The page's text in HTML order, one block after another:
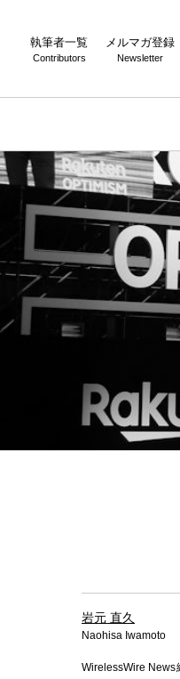
執筆者一覧
Contributors
メルマガ登録
Newsletter
岩元 直久
Naohisa Iwamoto
WirelessWire